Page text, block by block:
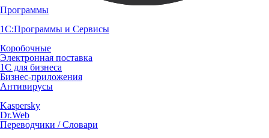
Программы
1С:Программы и Сервисы
Коробочные
Электронная поставка
1С для бизнеса
Бизнес-приложения
Антивирусы
Kaspersky
Dr.Web
Переводчики / Словари